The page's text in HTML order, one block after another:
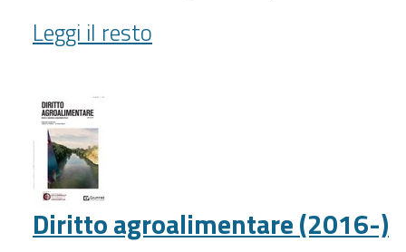
Diritti
umani
diritto
internazionale
(2014-
)
Leggi il resto
Diritto agroalimentare (2016-)